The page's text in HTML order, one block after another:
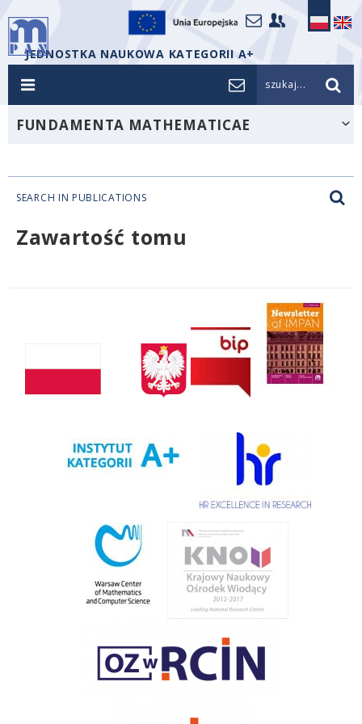
JEDNOSTKA NAUKOWA KATEGORII A+
szukaj...
FUNDAMENTA MATHEMATICAE
SEARCH IN PUBLICATIONS
Zawartość tomu